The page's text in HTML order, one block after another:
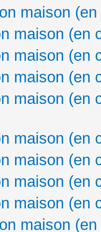
maison
maison (en
maison (en
maison (en
maison (en
maison (en
maison (en
maison (en
maison (en
maison